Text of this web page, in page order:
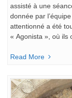
assisté à une
donnée par
attentionné a été
« Agonista », où ils
Read More